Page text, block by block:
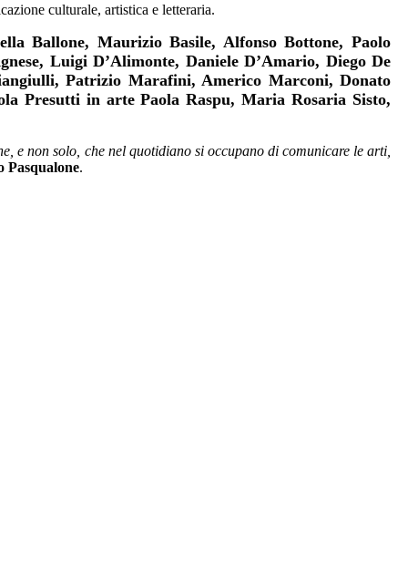
culturale, artistica e letteraria.
Ballone, Maurizio Basile, Alfonso Bottone, Paolo
Luigi D’Alimonte, Daniele D’Amario, Diego De
Patrizio Marafini, Americo Marconi, Donato
Presutti in arte Paola Raspu, Maria Rosaria Sisto,
non solo, che nel quotidiano si occupano di comunicare le arti,
Pasqualone.